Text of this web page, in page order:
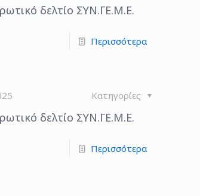
δελτίο ΣΥΝ.ΓΕ.Μ.Ε.
Περισσότερα
Κατηγορίες
δελτίο ΣΥΝ.ΓΕ.Μ.Ε.
Περισσότερα